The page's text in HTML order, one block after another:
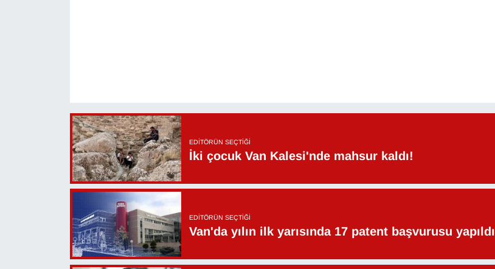
EDITÖRÜN SEÇTIĞI
İki çocuk Van Kalesi'nde mahsur kaldı!
EDITÖRÜN SEÇTIĞI
Van'da yılın ilk yarısında 17 patent başvurusu yapıldı